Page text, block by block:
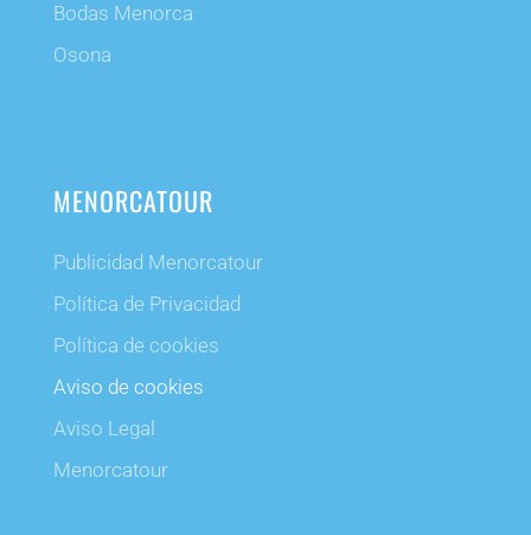
Bodas Menorca
Osona
MENORCATOUR
Publicidad Menorcatour
Política de Privacidad
Política de cookies
Aviso de cookies
Aviso Legal
Menorcatour